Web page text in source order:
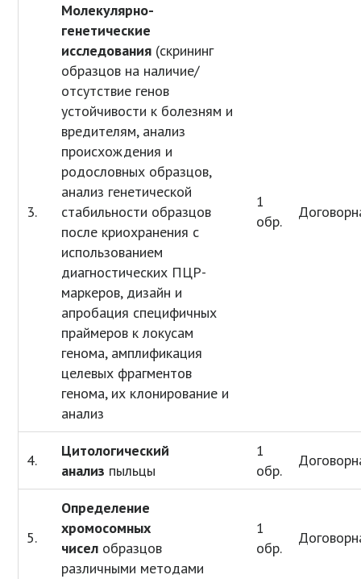
3.
Молекулярно-
генетические
исследования (скрининг
образцов на наличие/
отсутствие генов
устойчивости к болезням и
вредителям, анализ
происхождения и
родословных образцов,
анализ генетической
стабильности образцов
после криохранения с
использованием
диагностических ПЦР-
маркеров, дизайн и
апробация специфичных
праймеров к локусам
генома, амплификация
целевых фрагментов
генома, их клонирование и
анализ
1
обр.
4.
Цитологический
анализ пыльцы
1
обр.
5.
Определение
хромосомных
чисел образцов
различными методами
1
обр.